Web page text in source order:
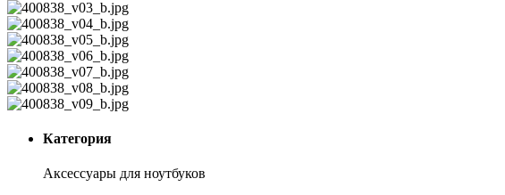
Категория
Аксессуары для ноутбуков